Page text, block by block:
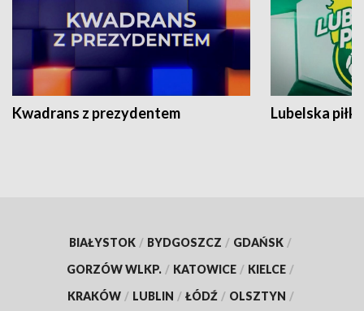
Kwadrans z prezydentem Lubelska piłka
BIAŁYSTOK / BYDGOSZCZ / GDAŃSK /
GORZÓW WLKP. / KATOWICE / KIELCE /
KRAKÓW / LUBLIN / ŁÓDŹ / OLSZTYN /